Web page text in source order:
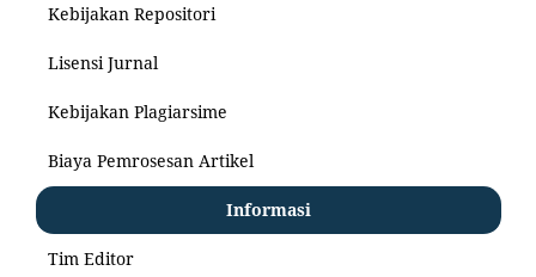
Kebijakan Repositori
Lisensi Jurnal
Kebijakan Plagiarsime
Biaya Pemrosesan Artikel
Informasi
Tim Editor